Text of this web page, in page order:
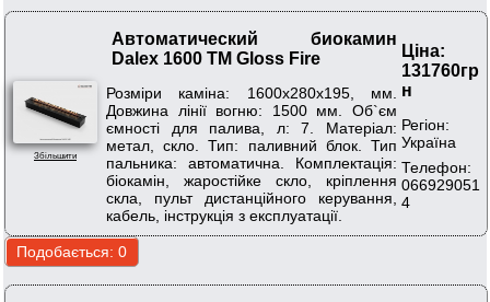
Збільшити
Автоматический биокамин
Dalex 1600 ТМ Gloss Fire
Розміри каміна: 1600х280х195, мм.
Довжина лінії вогню: 1500 мм. Об`єм
ємності для палива, л: 7. Матеріал:
метал, скло. Тип: паливний блок. Тип
пальника: автоматична. Комплектація:
біокамін, жаростійке скло, кріплення
скла, пульт дистанційного керування,
кабель, інструкція з експлуатації.
Ціна:
131760гр
н
Регіон:
Україна
Телефон:
066929051
4